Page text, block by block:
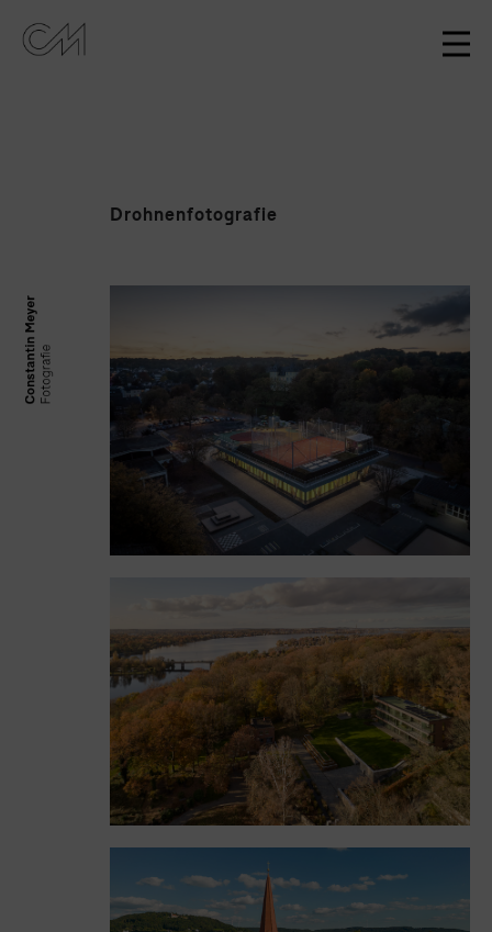
Drohnenfotografie